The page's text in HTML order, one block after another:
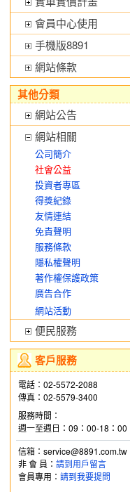
會員中心使用
手機版8891
網站條款
其他分類
網站公告
網站相關
公司簡介
社會公益
投資者專區
得獎紀錄
友情連結
免責聲明
服務條款
隱私權聲明
著作權保護政策
廣告合作
網站活動
便民服務
客戶服務
電話：02-5572-2088
傳真：02-5579-3400
服務時間：
週一至週日：09：00-18：00
信箱：service@8891.com.tw
非 會 員： 請到用戶留言
會員專用： 請到我要提問